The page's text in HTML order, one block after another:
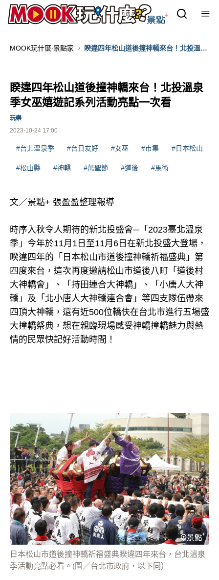
MOOK玩什麼‧景點家
睽違四年松山道後撞神轎來台！北投溫泉
睽違四年松山道後撞神轎來台！北投溫泉
季女巫嬉遊記系列活動亮點一次看
2023-10-24 17:00
玩樂
#台北溫泉季 #台日友好 #女巫 #市集 #日本松山
#松山縣 #神轎 #萬聖節 #道後 #馬術
文／景點+ 張盈盈整理報導
時序入秋令人期待的新北投盛會─「2023臺北溫泉
季」今年於11月1日至11月6日在新北投盛大登場，
睽違四年的「日本松山市道後撞神轎祈福盛典」第
四度來台，這次再度邀請松山市道後八町「道後村
大神轎會」、「持田連合大神轎」、「小唐人大神
轎」及「北小唐人大神轎連合會」等四支隊伍帶來
四頂大神轎，還有近500位轎伕在台北市進行五場盛
大撞轎祭典，想在親臨現場感受神轎撞轎魅力與熱
情的民眾快記好活動時間！
日本松山市道後撞神轎祈福盛典睽違四年來台，台北溫泉
季活動亮點必看。(圖／台北市政府，以下同）